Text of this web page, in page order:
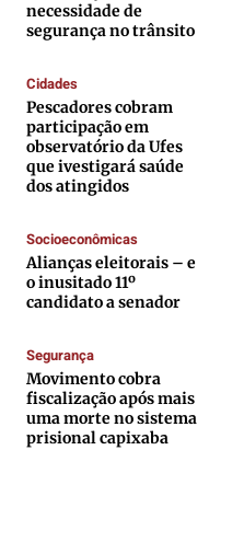
Wanda Sily
Publicidade Legal
Anuncie
Quem Somos
Contato
Anuncie
Termos de Uso
Privacidade
Wanda Sily
Publicidade Legal
Anuncie
Quem Somos
Contato
Anuncie
Termos de Uso
Privacidade
Wanda Sily
Publicidade Legal
Anuncie
Quem Somos
Contato
Anuncie
Termos de Uso
Privacidade
Wanda Sily
Publicidade Legal
Anuncie
Quem Somos
Contato
Anuncie
Termos de Uso
Privacidade
necessidade de
segurança no trânsito
Cidades
Pescadores cobram
participação em
observatório da Ufes
que ivestigará saúde
dos atingidos
Socioeconômicas
Alianças eleitorais – e
o inusitado 11º
candidato a senador
Segurança
Movimento cobra
fiscalização após mais
uma morte no sistema
prisional capixaba